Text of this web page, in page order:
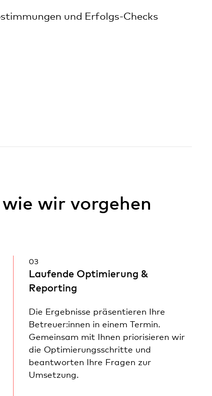
und Erfolgs-Checks
wir vorgehen
03
Laufende Optimierung &
Reporting
Die Ergebnisse präsentieren Ihre
Betreuer:innen in einem Termin.
Gemeinsam mit Ihnen priorisieren wir
die Optimierungsschritte und
beantworten Ihre Fragen zur
Umsetzung.